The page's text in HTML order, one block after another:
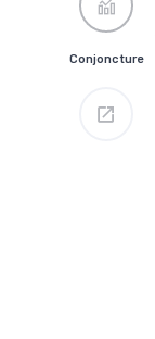
Conjoncture